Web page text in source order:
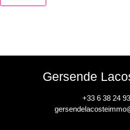
Gersende
+33 6 38 24